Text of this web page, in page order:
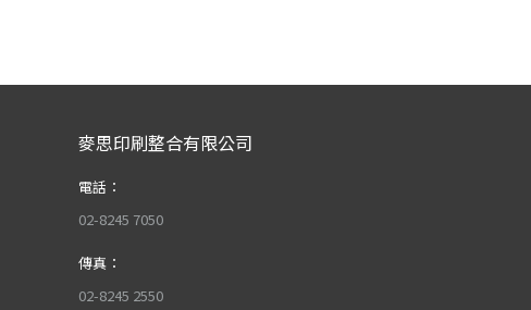
麥思印刷整合有限公司
電話：
02-8245 7050
傳真：
02-8245 2550